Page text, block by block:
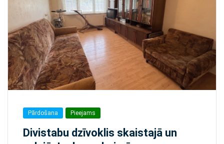
Pārdošana Pieejams
Divistabu dzīvoklis skaistajā un